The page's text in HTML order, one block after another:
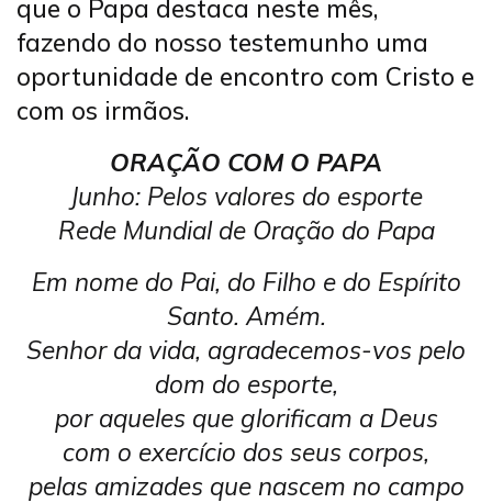
que o Papa destaca neste mês,
fazendo do nosso testemunho uma
oportunidade de encontro com Cristo e
com os irmãos.
ORAÇÃO COM O PAPA
Junho: Pelos valores do esporte
Rede Mundial de Oração do Papa
Em nome do Pai, do Filho e do Espírito
Santo. Amém.
Senhor da vida, agradecemos-vos pelo
dom do esporte,
por aqueles que glorificam a Deus
com o exercício dos seus corpos,
pelas amizades que nascem no campo